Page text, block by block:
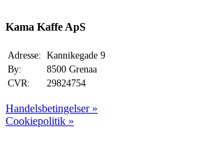
Kama Kaffe ApS
Adresse: Kannikegade 9
By:
8500 Grenaa
CVR:
29824754
Handelsbetingelser »
Cookiepolitik »